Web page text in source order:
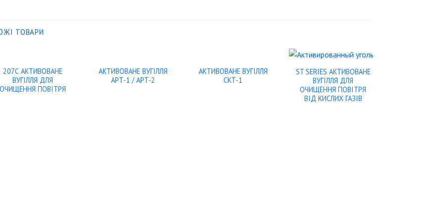
ТОВАРИ
207С АКТИВОВАНЕ
ВУГІЛЛЯ ДЛЯ
ОЧИЩЕННЯ ПОВІТРЯ
АКТИВОВАНЕ ВУГІЛЛЯ
АРТ-1 / АРТ-2
АКТИВОВАНЕ ВУГІЛЛЯ
СКТ-1
ST SERIES АКТИВОВАНЕ
ВУГІЛЛЯ ДЛЯ
ОЧИЩЕННЯ ПОВІТРЯ
ВІД КИСЛИХ ГАЗІВ